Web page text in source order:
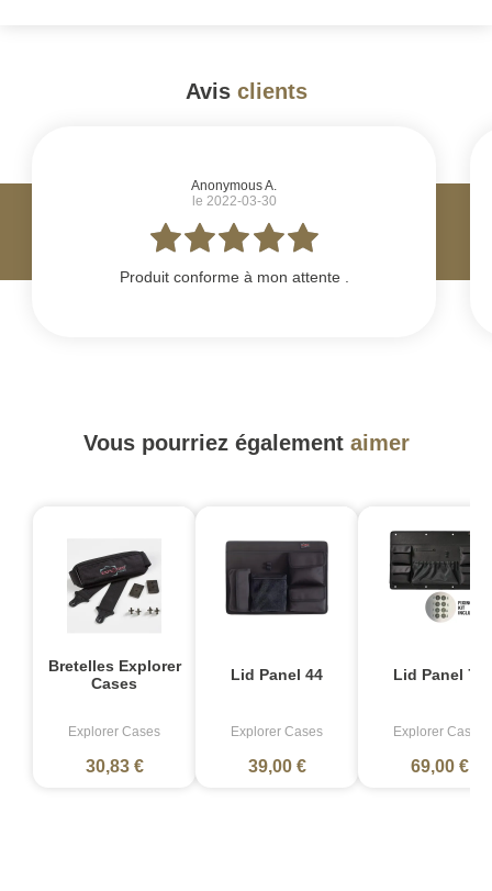
Avis clients
Anonymous A.
le 2022-03-30
Produit conforme à mon attente .
Vous pourriez également aimer
Bretelles Explorer
Cases
Explorer Cases
30,83 €
Lid Panel 44
Explorer Cases
39,00 €
Lid Panel 76
Explorer Cases
69,00 €